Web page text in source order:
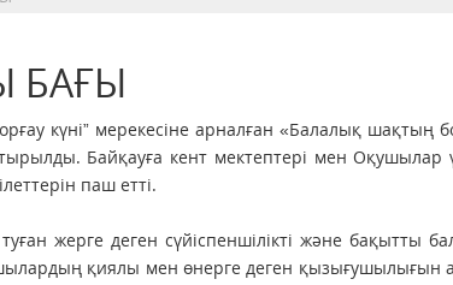
БАҒЫ
күні” мерекесіне арналған «Балалық шақтың
Байқауға кент мектептері мен Оқушылар
паш етті.
жерге деген сүйіспеншілікті және бақытты
қиялы мен өнерге деген қызығушылығын